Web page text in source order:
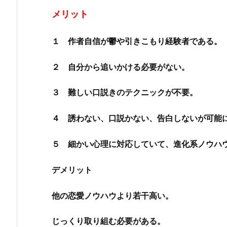
メリット
１ 作者自信が鬱や引きこもり経験者である。
２ 自分から追いかける必要がない。
３ 難しい口説きのテクニックが不要。
４ 誘わない、口説かない、告白しないが可能
５ 細かい心理に対応していて、進化系ノウハ
デメリット
他の恋愛ノウハウより若干高い。
じっくり取り組む必要がある。